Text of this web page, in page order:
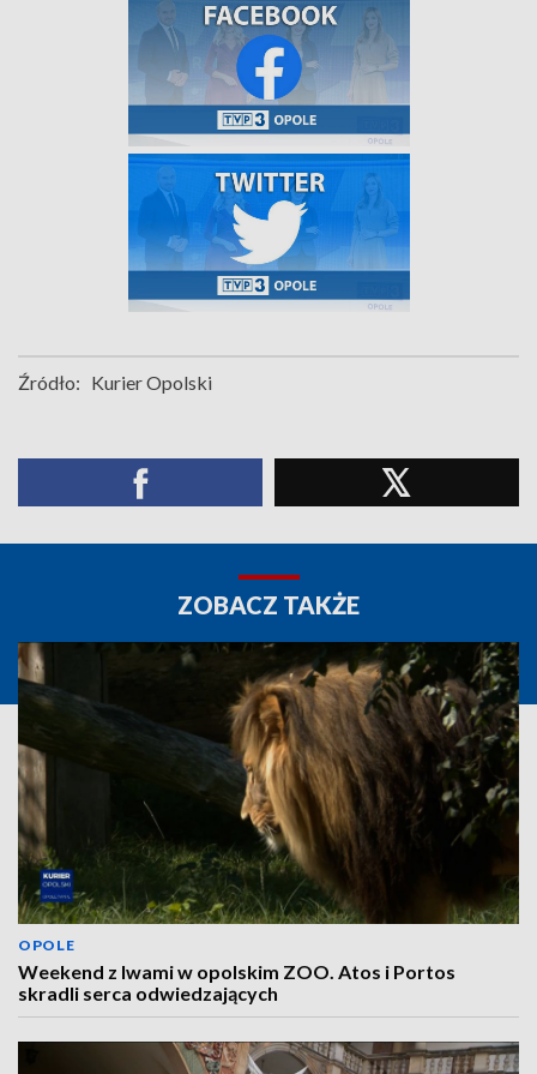
Źródło: Kurier Opolski
ZOBACZ TAKŻE
OPOLE
Weekend z lwami w opolskim ZOO. Atos i Portos
skradli serca odwiedzających